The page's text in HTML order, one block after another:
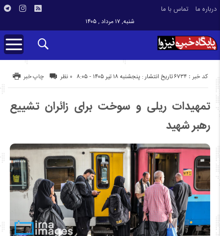
درباره ما تماس با ما
شنبه, ۱۷ مرداد , ۱۴۰۵
تاریخ انتشار : پنجشنبه ۱۸ تیر ۱۴۰۵ - ۸:۰۵ کد خبر : 6734 چاپ خبر ۰ نظر
تمهیدات ریلی و سوخت برای زائران تشییع
رهبر شهید